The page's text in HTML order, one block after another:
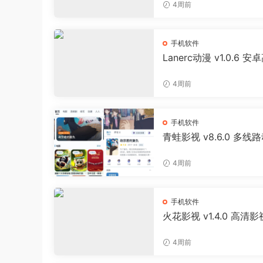
4周前
手机软件
Lanerc动漫 v1.0.6 安卓
4周前
手机软件
青蛙影视 v8.6.0 多线路
剧软件
4周前
手机软件
火花影视 v1.4.0 高清影
4周前